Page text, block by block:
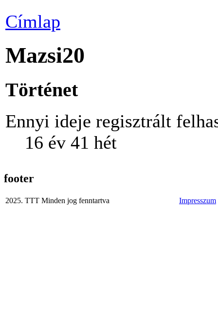
Címlap
Mazsi20
Történet
Ennyi ideje regisztrált
16 év 41 hét
footer
2025. TTT Minden jog fenntartva Impresszum